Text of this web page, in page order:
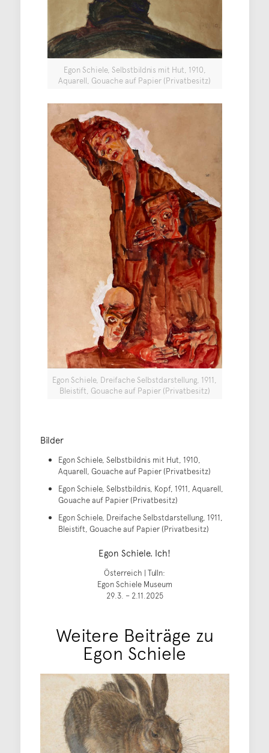
Egon Schiele, Selbstbildnis mit Hut, 1910,
Aquarell, Gouache auf Papier (Privatbesitz)
Egon Schiele, Dreifache Selbstdarstellung, 1911,
Bleistift, Gouache auf Papier (Privatbesitz)
Bilder
Egon Schiele, Selbstbildnis mit Hut, 1910,
Aquarell, Gouache auf Papier (Privatbesitz)
Egon Schiele, Selbstbildnis, Kopf, 1911, Aquarell,
Gouache auf Papier (Privatbesitz)
Egon Schiele, Dreifache Selbstdarstellung, 1911,
Bleistift, Gouache auf Papier (Privatbesitz)
Egon Schiele. Ich!
Österreich | Tulln:
Egon Schiele Museum
29.3. – 2.11.2025
Weitere Beiträge zu
Egon Schiele